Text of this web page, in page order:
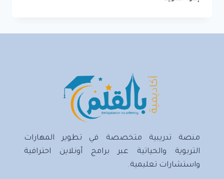
أهدافك
منصة تدريبية متخصصة في تطوير المهارات
التربوية والحياتية عبر برامج أونلاين احترافية
واستشارات تعليمية.